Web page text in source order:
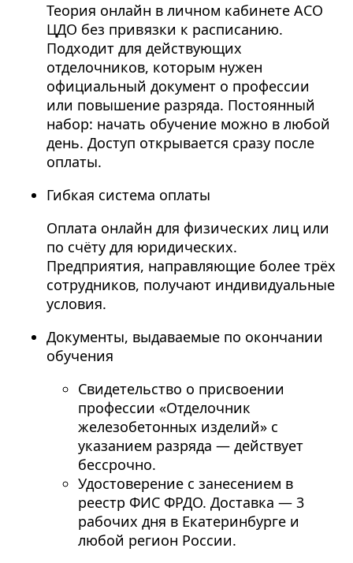
Теория онлайн в личном кабинете АСО
ЦДО без привязки к расписанию.
Подходит для действующих
отделочников, которым нужен
официальный документ о профессии
или повышение разряда. Постоянный
набор: начать обучение можно в любой
день. Доступ открывается сразу после
оплаты.
Гибкая система оплаты
Оплата онлайн для физических лиц или
по счёту для юридических.
Предприятия, направляющие более трёх
сотрудников, получают индивидуальные
условия.
Документы, выдаваемые по окончании
обучения
Свидетельство о присвоении
профессии «Отделочник
железобетонных изделий» с
указанием разряда — действует
бессрочно.
Удостоверение с занесением в
реестр ФИС ФРДО. Доставка — 3
рабочих дня в Екатеринбурге и
любой регион России.